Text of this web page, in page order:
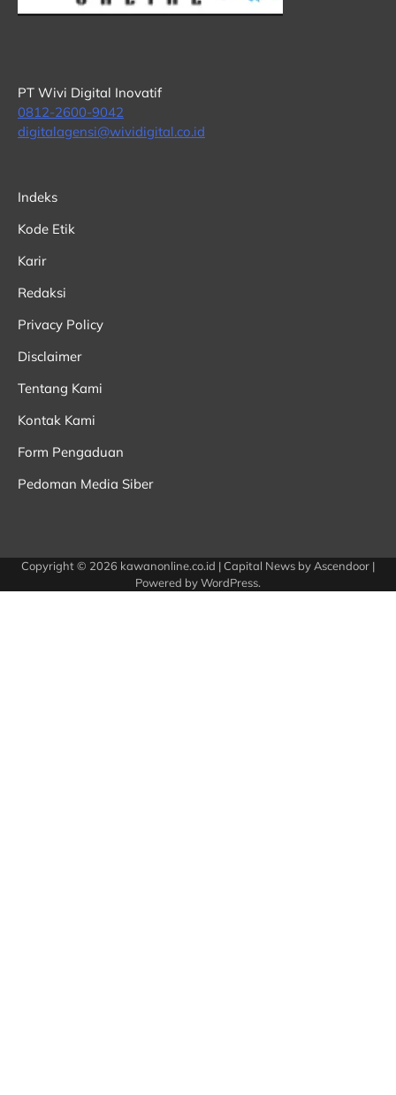
PT Wivi Digital Inovatif
0812-2600-9042
digitalagensi@wividigital.co.id
Indeks
Kode Etik
Karir
Redaksi
Privacy Policy
Disclaimer
Tentang Kami
Kontak Kami
Form Pengaduan
Pedoman Media Siber
Copyright © 2026 kawanonline.co.id | Capital News byAscendoor |
Powered byWordPress.